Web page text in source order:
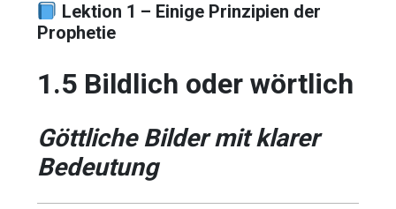
Lektion 1 – Einige Prinzipien der
Prophetie
1.5 Bildlich oder wörtlich
Göttliche Bilder mit klarer
Bedeutung